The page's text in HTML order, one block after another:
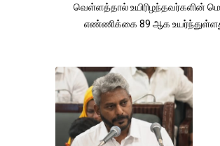
வெள்ளத்தால் உயிரிழந்தவர்களின்
எண்ணிக்கை 89 ஆக